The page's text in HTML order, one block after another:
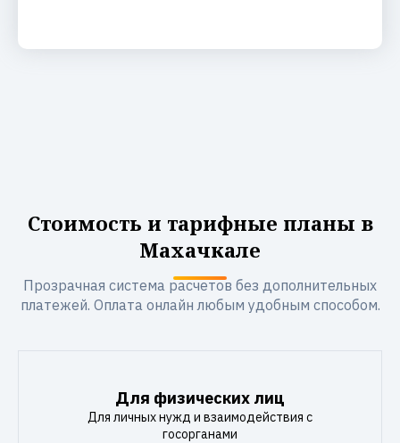
Стоимость и тарифные планы в
Махачкале
Прозрачная система расчетов без дополнительных
платежей. Оплата онлайн любым удобным способом.
Для физических лиц
Для личных нужд и взаимодействия с
госорганами